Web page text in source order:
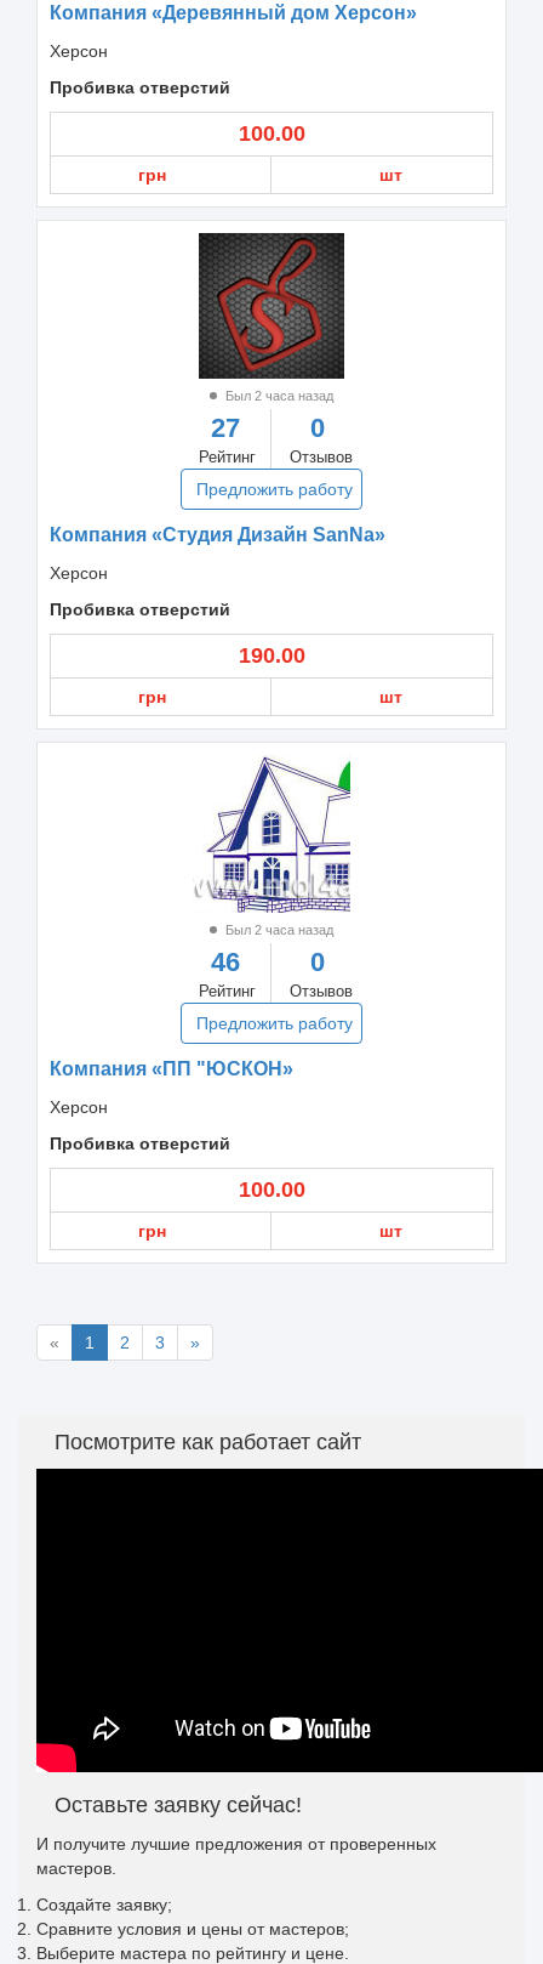
Компания «Деревянный дом Херсон»
Херсон
Пробивка отверстий
100.00
грн шт
Был 2 часа назад
27
Рейтинг
0
Отзывов
Предложить работу
Компания «Студия Дизайн SanNa»
Херсон
Пробивка отверстий
190.00
грн шт
Был 2 часа назад
46
Рейтинг
0
Отзывов
Предложить работу
Компания «ПП "ЮСКОН»
Херсон
Пробивка отверстий
100.00
грн шт
« 1 2 3 »
Посмотрите как работает сайт
Оставьте заявку сейчас!
И получите лучшие предложения от проверенных
мастеров.
Создайте заявку;
Сравните условия и цены от мастеров;
Выберите мастера по рейтингу и цене.